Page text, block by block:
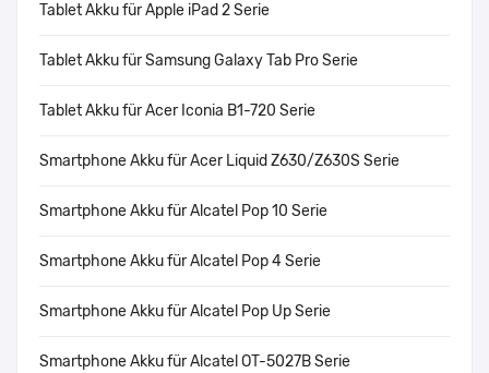
Tablet Akku für Apple iPad 2 Serie
Tablet Akku für Samsung Galaxy Tab Pro Serie
Tablet Akku für Acer Iconia B1-720 Serie
Smartphone Akku für Acer Liquid Z630/Z630S Serie
Smartphone Akku für Alcatel Pop 10 Serie
Smartphone Akku für Alcatel Pop 4 Serie
Smartphone Akku für Alcatel Pop Up Serie
Smartphone Akku für Alcatel OT-5027B Serie